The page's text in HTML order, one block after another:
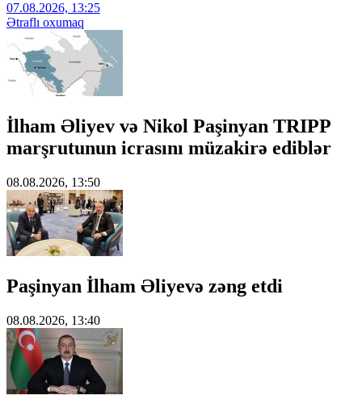
07.08.2026, 13:25
Ətraflı oxumaq
İlham Əliyev və Nikol Paşinyan TRIPP
marşrutunun icrasını müzakirə ediblər
08.08.2026, 13:50
Paşinyan İlham Əliyevə zəng etdi
08.08.2026, 13:40